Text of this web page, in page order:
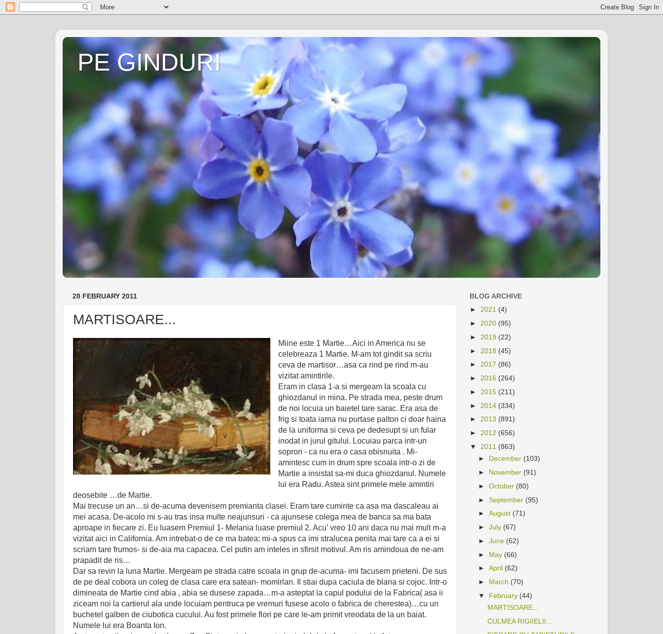
PE GINDURI
28 FEBRUARY 2011
MARTISOARE...
Miine este 1 Martie…Aici in America nu se
celebreaza 1 Martie. M-am tot gindit sa scriu
ceva de martisor…asa ca rind pe rind m-au
vizitat amintirile.
Eram in clasa 1-a si mergeam la scoala cu
ghiozdanul in mina. Pe strada mea, peste drum
de noi locuia un baietel tare sarac. Era asa de
frig si toata iarna nu purtase palton ci doar haina
de la uniforma si ceva pe dedesupt si un fular
inodat in jurul gitului. Locuiau parca intr-un
sopron - ca nu era o casa obisnuita . Mi-
amintesc cum in drum spre scoala intr-o zi de
Martie a insistat sa-mi duca ghiozdanul. Numele
lui era Radu. Astea sint primele mele amintiri
deosebite …de Martie.
Mai trecuse un an…si de-acuma devenisem premianta clasei. Eram tare cuminte ca asa ma dascaleau ai
mei acasa. De-acolo mi s-au tras insa multe neajunsuri - ca ajunsese colega mea de banca sa ma bata
aproape in fiecare zi. Eu luasem Premiul 1- Melania luase premiul 2. Acu’ vreo 10 ani daca nu mai mult m-a
vizitat aici in California. Am intrebat-o de ce ma batea; mi-a spus ca imi stralucea penita mai tare ca a ei si
scriam tare frumos- si de-aia ma capacea. Cel putin am inteles in sfirsit motivul. Am ris amindoua de ne-am
prapadit de ris…
Dar sa revin la luna Martie. Mergeam pe strada catre scoala in grup de-acuma- imi facusem prieteni. De sus
de pe deal cobora un coleg de clasa care era satean- momirlan. Il stiai dupa caciula de blana si cojoc. Intr-o
dimineata de Martie cind abia , abia se dusese zapada…m-a asteptat la capul podului de la Fabrica( asa ii
ziceam noi la cartierul ala unde locuiam pentruca pe vremuri fusese acolo o fabrica de cherestea)…cu un
buchetel galben de ciubotica cucului. Au fost primele flori pe care le-am primit vreodata de la un baiat.
Numele lui era Boanta Ion.
BLOG ARCHIVE
► 2021 (4)
► 2020 (95)
► 2019 (22)
► 2018 (45)
► 2017 (86)
► 2016 (264)
► 2015 (211)
► 2014 (334)
► 2013 (891)
► 2012 (656)
▼ 2011 (863)
► December (103)
► November (91)
►October (80)
►September (95)
►August (71)
►July (67)
►June (62)
► May (66)
►April (62)
► March (70)
▼ February (44)
MARTISOARE...
CULMEA RIGIIELII...